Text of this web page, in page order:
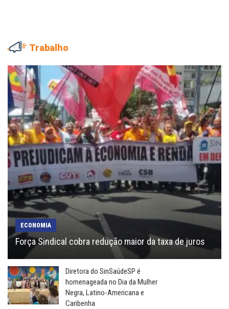
Trabalho
ECONOMIA
Força Sindical cobra redução maior da taxa de juros
Diretora do SinSaúdeSP é
homenageada no Dia da Mulher
Negra, Latino-Americana e
Caribenha